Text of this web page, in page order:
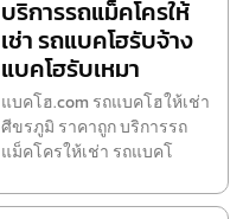
บริการรถแม็คโครให้
เช่า รถแบคโฮรับจ้าง
แบคโฮรับเหมา
แบคโฮ.com รถแบคโฮให้เช่า
ศีขรภูมิ ราคาถูก บริการรถ
แม็คโครให้เช่า รถแบคโ